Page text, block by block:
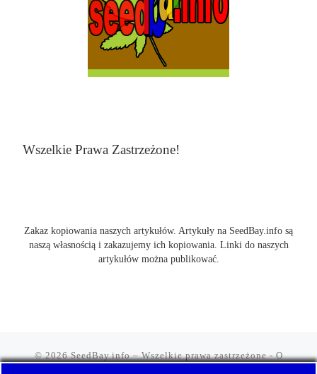
Wszelkie Prawa Zastrzeżone!
Zakaz kopiowania naszych artykułów. Artykuły na SeedBay.info są
naszą własnością i zakazujemy ich kopiowania. Linki do naszych
artykułów można publikować.
© 2026SeedBay.info– Wszelkie prawa zastrzeżone- O